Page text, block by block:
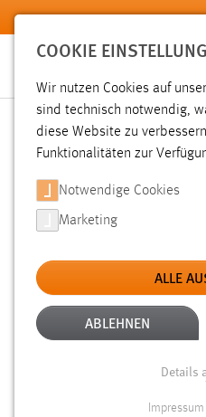
Zum Hauptinhalt springen
SUCHE
Aktive Filter: ALTER: ÜBER
Gesucht nach "weide". Es
COOKIE
Wir nutzen Cookies auf
sind technisch notwendig,
diese Website zu
Funktionalitäten zur
Notwendige Cookies
Marketing
ALLE
ABLEHNEN
Details
Impressum